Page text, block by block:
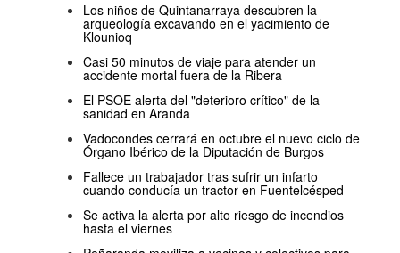
Los niños de Quintanarraya descubren la
arqueología excavando en el yacimiento de
Klounioq
Casi 50 minutos de viaje para atender un
accidente mortal fuera de la Ribera
El PSOE alerta del "deterioro crítico" de la
sanidad en Aranda
Vadocondes cerrará en octubre el nuevo ciclo de
Órgano Ibérico de la Diputación de Burgos
Fallece un trabajador tras sufrir un infarto
cuando conducía un tractor en Fuentelcésped
Se activa la alerta por alto riesgo de incendios
hasta el viernes